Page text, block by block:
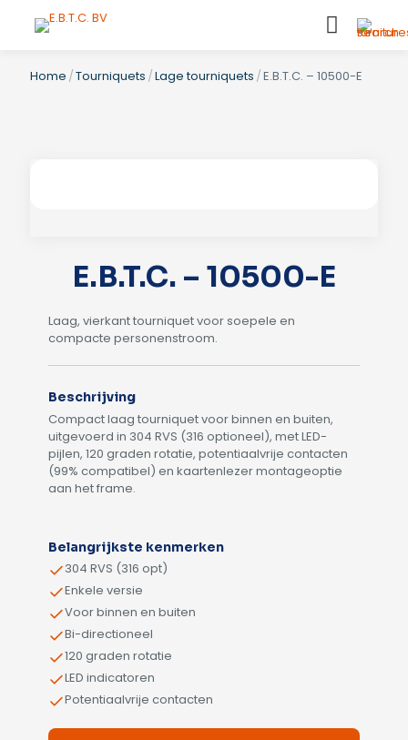
Home /Tourniquets /Lage tourniquets /E.B.T.C. – 10500-E
E.B.T.C. – 10500-E
Laag, vierkant tourniquet voor soepele en
compacte personenstroom.
Beschrijving
Compact laag tourniquet voor binnen en buiten,
uitgevoerd in 304 RVS (316 optioneel), met LED-
pijlen, 120 graden rotatie, potentiaalvrije contacten
(99% compatibel) en kaartenlezer montageoptie
aan het frame.
Belangrijkste kenmerken
304 RVS (316 opt)
Enkele versie
Voor binnen en buiten
Bi-directioneel
120 graden rotatie
LED indicatoren
Potentiaalvrije contacten